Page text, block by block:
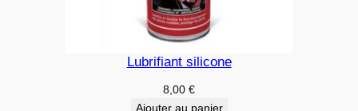
Lubrifiant silicone
8,00 €
Ajouter au panier